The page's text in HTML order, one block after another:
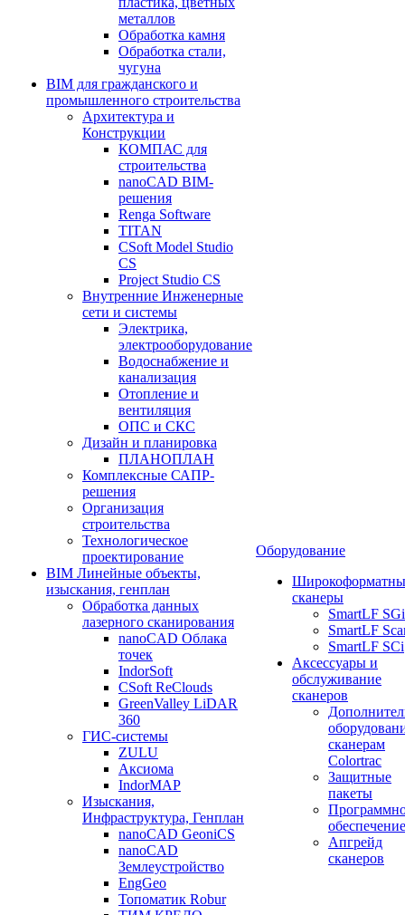
металлов
Обработка камня
Обработка стали,
чугуна
BIM для гражданского и
промышленного строительства
Архитектура и
Конструкции
КОМПАС для
строительства
nanoCAD BIM-
решения
Renga Software
TITAN
CSoft Model Studio
CS
Project Studio CS
Внутренние Инженерные
сети и системы
Электрика,
электрооборудование
Водоснабжение и
канализация
Отопление и
вентиляция
ОПС и СКС
Дизайн и планировка
ПЛАНОПЛАН
Комплексные САПР-
решения
Организация
строительства
Технологическое
проектирование
BIM Линейные объекты,
изыскания, генплан
Обработка данных
лазерного сканирования
nanoCAD Облака
точек
IndorSoft
CSoft ReClouds
GreenValley LiDAR
360
ГИС-системы
ZULU
Аксиома
IndorMAP
Изыскания,
Инфраструктура, Генплан
nanoCAD GeoniCS
nanoCAD
Землеустройство
EngGeo
Топоматик Robur
Оборудование
сканеры
SmartLF SGi
SmartLF
SmartLF SCi
Аксессуары и
обслуживание
сканеров
сканерам
Colortrac
Защитные
пакеты
обеспечение
Апгрейд
сканеров